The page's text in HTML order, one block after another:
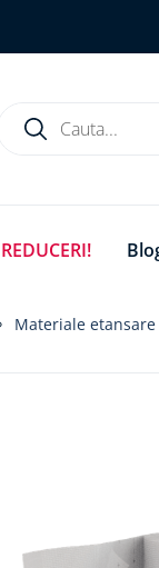
1.
banda
3 .
pervaz
banda
REDUCERI!
Materiale